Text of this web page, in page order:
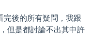
後的所有疑問，我跟
但是都討論不出其中許